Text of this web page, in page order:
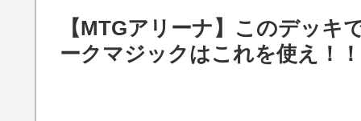
【MTGアリーナ】このデッキ
ークマジックはこれを使え！